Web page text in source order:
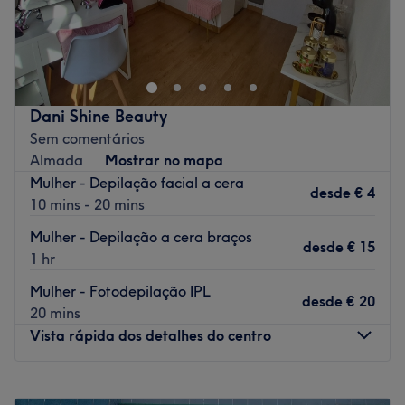
Aurivé Beauty encontra-se em Almada. Neste salão
oferecem os melhores tratamentos para cuidar de si e
desfrutar duma experiência inolvidável!
Transporte público mais próximo
A 2 minutos a pé da paragem de autocarro Cova
Piedade R Liberdade 56c (Urpica).
Uma equipa qualificada e experiente, especializada nas
O que mais gostamos
Especializados em:
Marcas e produtos utilizados:
Extras:
Dani Shine Beauty
Sem comentários
Almada
Mostrar no mapa
Mulher - Depilação facial a cera
10 mins - 20 mins
desde € 4
Mulher - Depilação a cera braços
1 hr
desde € 15
Mulher - Fotodepilação IPL
20 mins
desde € 20
Vista rápida dos detalhes do centro